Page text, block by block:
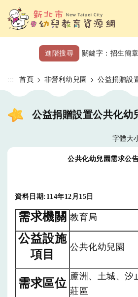
到
主
要
進階搜尋 關鍵字： 招生簡章
::: 首頁 非營利幼兒園 公益捐贈設
公益捐贈設置公共化幼
字體大
公共化幼兒園需求公
資料日期:114年12月15日
需求機關 教育局
公益設施
項目
公共化幼兒園
需求區位
蘆洲、土城、汐
莊區